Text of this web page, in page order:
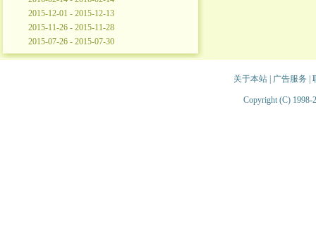
2015-12-01 - 2015-12-13
2015-11-26 - 2015-11-28
2015-07-26 - 2015-07-30
关于本站| 广告服务
Copyright (C) 1998-